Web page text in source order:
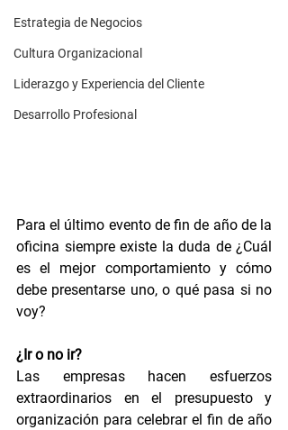
Estrategia de Negocios
Cultura Organizacional
Liderazgo y Experiencia del Cliente
Desarrollo Profesional
Para el último evento de fin de año de la
oficina siempre existe la duda de ¿Cuál
es el mejor comportamiento y cómo
debe presentarse uno, o qué pasa si no
voy?
¿Ir o no ir?
Las empresas hacen esfuerzos
extraordinarios en el presupuesto y
organización para celebrar el fin de año